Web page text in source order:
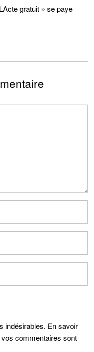
gratuit » se paye
indésirables. En savoir
commentaires sont